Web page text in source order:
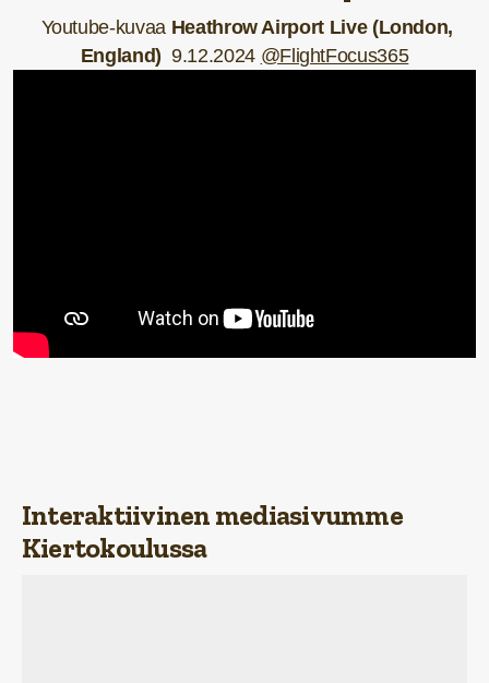
Youtube-kuvaa Heathrow Airport Live(London,
England) 9.12.2024 @FlightFocus365
Interaktiivinen mediasivumme
Kiertokoulussa